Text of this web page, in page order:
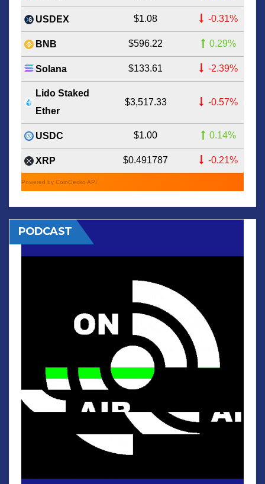
USDEX $1.08 -0.31%
BNB $596.22 0.29%
Solana $133.61 -2.39%
Lido Staked
Ether
$3,517.33 -0.57%
USDC $1.00 0.14%
XRP $0.491787 -0.21%
Powered by CoinGecko API
PODCAST